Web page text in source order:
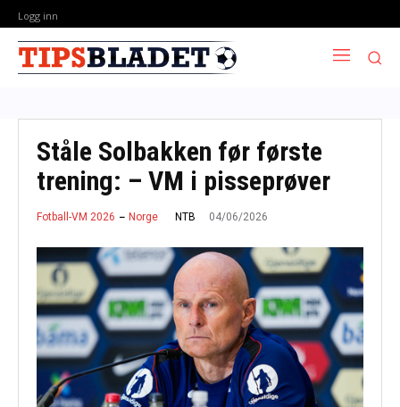
Logg inn
Ståle Solbakken før første
trening: – VM i pisseprøver
Fotball-VM 2026 Norge NTB 04/06/2026